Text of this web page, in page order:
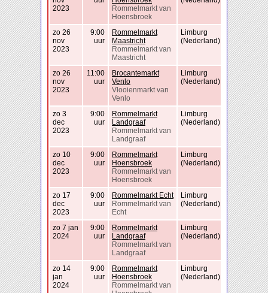
2023
Rommelmarkt van
Hoensbroek
zo 26
nov
2023
9:00
uur
Rommelmarkt
Maastricht
Rommelmarkt van
Maastricht
Limburg
(Nederland)
zo 26
nov
2023
11:00
uur
Brocantemarkt
Venlo
Vlooienmarkt van
Venlo
Limburg
(Nederland)
zo 3
dec
2023
9:00
uur
Rommelmarkt
Landgraaf
Rommelmarkt van
Landgraaf
Limburg
(Nederland)
zo 10
dec
2023
9:00
uur
Rommelmarkt
Hoensbroek
Rommelmarkt van
Hoensbroek
Limburg
(Nederland)
zo 17
dec
2023
9:00
uur
Rommelmarkt Echt
Rommelmarkt van
Echt
Limburg
(Nederland)
zo 7 jan
2024
9:00
uur
Rommelmarkt
Landgraaf
Rommelmarkt van
Landgraaf
Limburg
(Nederland)
zo 14
jan
2024
9:00
uur
Rommelmarkt
Hoensbroek
Rommelmarkt van
Limburg
(Nederland)